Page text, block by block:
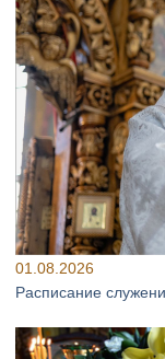
01.08.2026
Расписание